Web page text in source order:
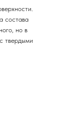
состава
но в
твердыми